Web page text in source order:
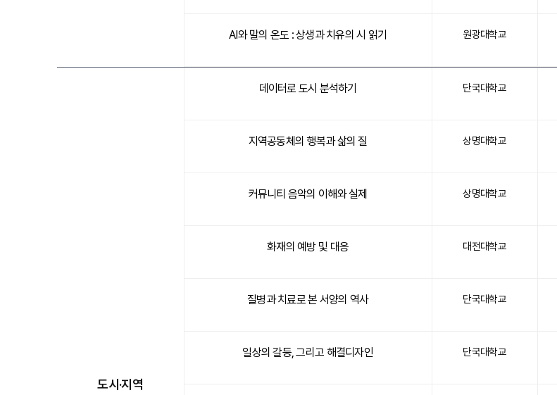
AI와 말의 온도 : 상생과 치유의 시 읽기 원광대학교
도시·지역
데이터로 도시 분석하기 단국대학교
지역공동체의 행복과 삶의 질 상명대학교
커뮤니티 음악의 이해와 실제 상명대학교
화재의 예방 및 대응 대전대학교
질병과 치료로 본 서양의 역사 단국대학교
일상의 갈등, 그리고 해결디자인 단국대학교